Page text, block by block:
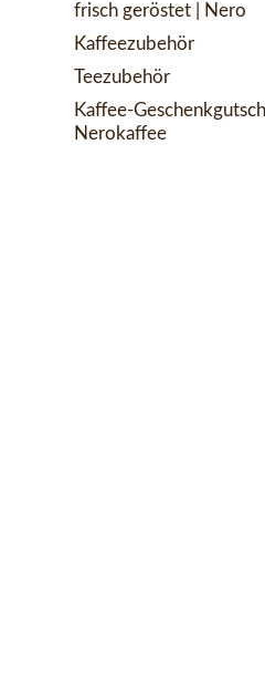
frisch geröstet | Nero
Kaffeezubehör
Teezubehör
Kaffee-
Nerokaffee